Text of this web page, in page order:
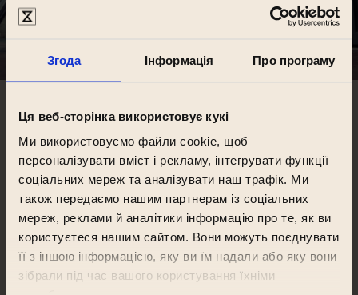
Згода Інформація Про програму
Ця веб-сторінка використовує кукі
Ми використовуємо файли cookie, щоб
персоналізувати вміст і рекламу, інтегрувати функції
соціальних мереж та аналізувати наш трафік. Ми
також передаємо нашим партнерам із соціальних
мереж, реклами й аналітики інформацію про те, як ви
користуєтеся нашим сайтом. Вони можуть поєднувати
її з іншою інформацією, яку ви їм надали або яку вони
зібрали під час вашого користування їхніми
Наша команда в Празі